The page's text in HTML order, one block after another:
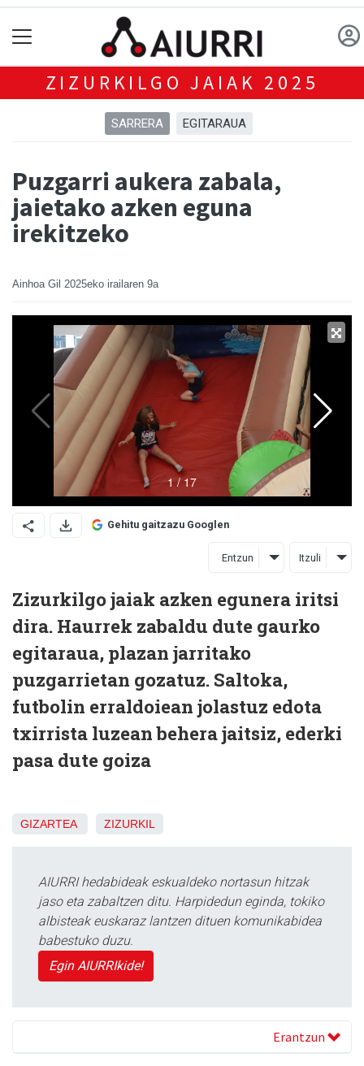
ZIZURKILGO JAIAK 2025
SARRERA EGITARAUA
Puzgarri aukera zabala,
jaietako azken eguna
irekitzeko
Ainhoa Gil 2025eko irailaren 9a
Gehitu gaitzazu Googlen
Entzun Itzuli
Zizurkilgo jaiak azken egunera iritsi
dira. Haurrek zabaldu dute gaurko
egitaraua, plazan jarritako
puzgarrietan gozatuz. Saltoka,
futbolin erraldoiean jolastuz edota
txirrista luzean behera jaitsiz, ederki
pasa dute goiza
GIZARTEA ZIZURKIL
AIURRI hedabideak eskualdeko nortasun hitzak
jaso eta zabaltzen ditu. Harpidedun eginda, tokiko
albisteak euskaraz lantzen dituen komunikabidea
babestuko duzu.
Egin AIURRIkide!
Erantzun